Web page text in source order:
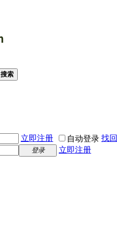
搜索
立即注册 自动登录 找
登录 立即注册